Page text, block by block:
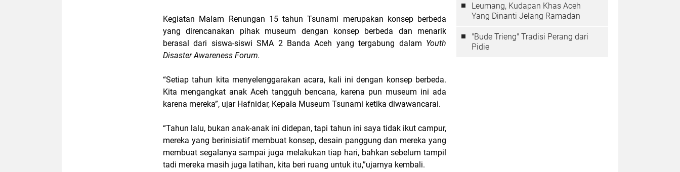
Kegiatan Malam Renungan 15 tahun Tsunami merupakan konsep berbeda
yang direncanakan pihak museum dengan konsep berbeda dan menarik
berasal dari siswa-siswi SMA 2 Banda Aceh yang tergabung dalam Youth
Disaster Awareness Forum.
“Setiap tahun kita menyelenggarakan acara, kali ini dengan konsep berbeda.
Kita mengangkat anak Aceh tangguh bencana, karena pun museum ini ada
karena mereka”, ujar Hafnidar, Kepala Museum Tsunami ketika diwawancarai.
“Tahun lalu, bukan anak-anak ini didepan, tapi tahun ini saya tidak ikut campur,
mereka yang berinisiatif membuat konsep, desain panggung dan mereka yang
membuat segalanya sampai juga melakukan tiap hari, bahkan sebelum tampil
tadi mereka masih juga latihan, kita beri ruang untuk itu,”ujarnya kembali.
Leumang, Kudapan Khas Aceh
Yang Dinanti Jelang Ramadan
"Bude Trieng" Tradisi Perang dari
Pidie